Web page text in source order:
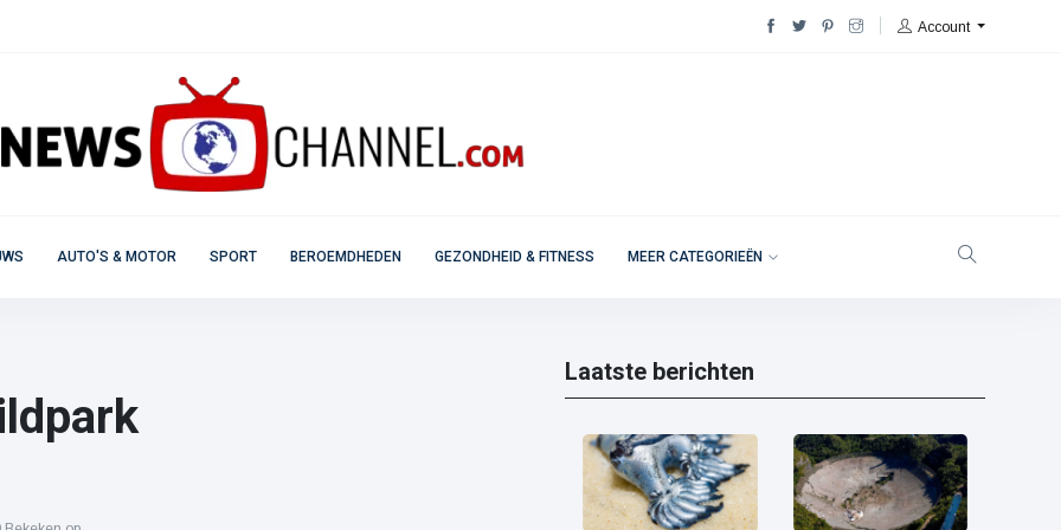
Account
AUTO'S & MOTOR SPORT BEROEMDHEDEN GEZONDHEID & FITNESS MEER CATEGORIEËN
Laatste berichten